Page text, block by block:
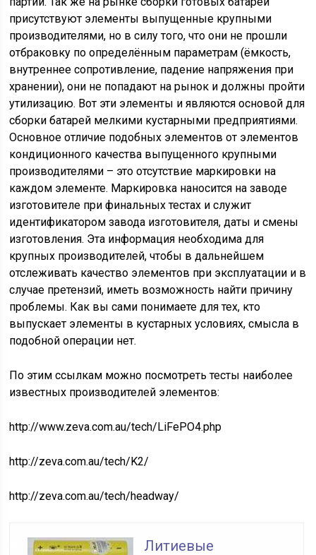
присутствуют элементы выпущенные крупными
производителями, но в силу того, что они не прошли
отбраковку по определённым параметрам (ёмкость,
внутреннее сопротивление, падение напряжения при
хранении), они не попадают на рынок и должны пройти
утилизацию. Вот эти элементы и являются основой для
сборки батарей мелкими кустарными предприятиями.
Основное отличие подобных элементов от элементов
кондиционного качества выпущенного крупными
производителями – это отсутствие маркировки на
каждом элементе. Маркировка наносится на заводе
изготовителе при финальных тестах и служит
идентификатором завода изготовителя, даты и смены
изготовления. Эта информация необходима для
крупных производителей, чтобы в дальнейшем
отслеживать качество элементов при эксплуатации и в
случае претензий, иметь возможность найти причину
проблемы. Как вы сами понимаете для тех, кто
выпускает элементы в кустарных условиях, смысла в
подобной операции нет.
По этим ссылкам можно посмотреть тесты наиболее
известных производителей элементов:
http://www.zeva.com.au/tech/LiFePO4.php
http://zeva.com.au/tech/K2/
http://zeva.com.au/tech/headway/
Литиевые